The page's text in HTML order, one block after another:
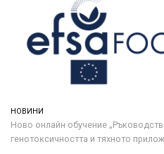
НОВИНИ
Ново онлайн обучение
генотоксичността и тяхното